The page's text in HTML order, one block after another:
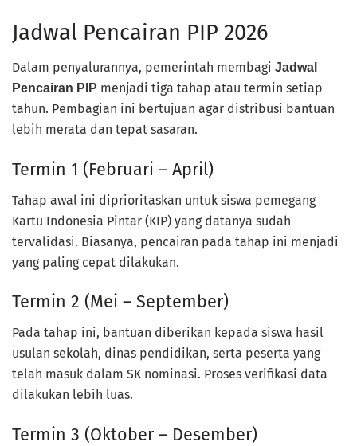
Jadwal Pencairan PIP 2026
Dalam penyalurannya, pemerintah membagi Jadwal
Pencairan PIP menjadi tiga tahap atau termin setiap
tahun. Pembagian ini bertujuan agar distribusi bantuan
lebih merata dan tepat sasaran.
Termin 1 (Februari – April)
Tahap awal ini diprioritaskan untuk siswa pemegang
Kartu Indonesia Pintar (KIP) yang datanya sudah
tervalidasi. Biasanya, pencairan pada tahap ini menjadi
yang paling cepat dilakukan.
Termin 2 (Mei – September)
Pada tahap ini, bantuan diberikan kepada siswa hasil
usulan sekolah, dinas pendidikan, serta peserta yang
telah masuk dalam SK nominasi. Proses verifikasi data
dilakukan lebih luas.
Termin 3 (Oktober – Desember)